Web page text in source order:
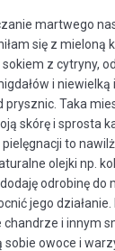
martwego
się z mieloną
z cytryny,
i niewielką
prysznic. Taka
skórę i sprosta
to
olejki np.
odrobinę do
jego działanie.
i innym
owoce i